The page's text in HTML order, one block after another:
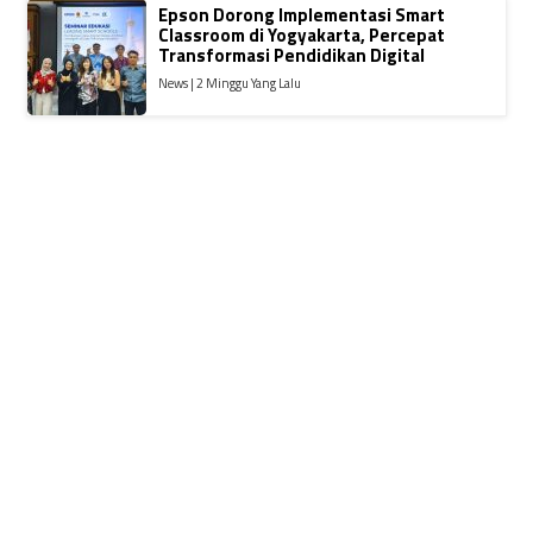
Epson Dorong Implementasi Smart
Classroom di Yogyakarta, Percepat
Transformasi Pendidikan Digital
News | 2 Minggu Yang Lalu